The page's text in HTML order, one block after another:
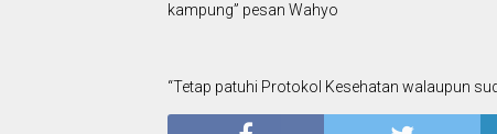
kampung” pesan Wahyo
“Tetap patuhi Protokol Kesehatan walaupun